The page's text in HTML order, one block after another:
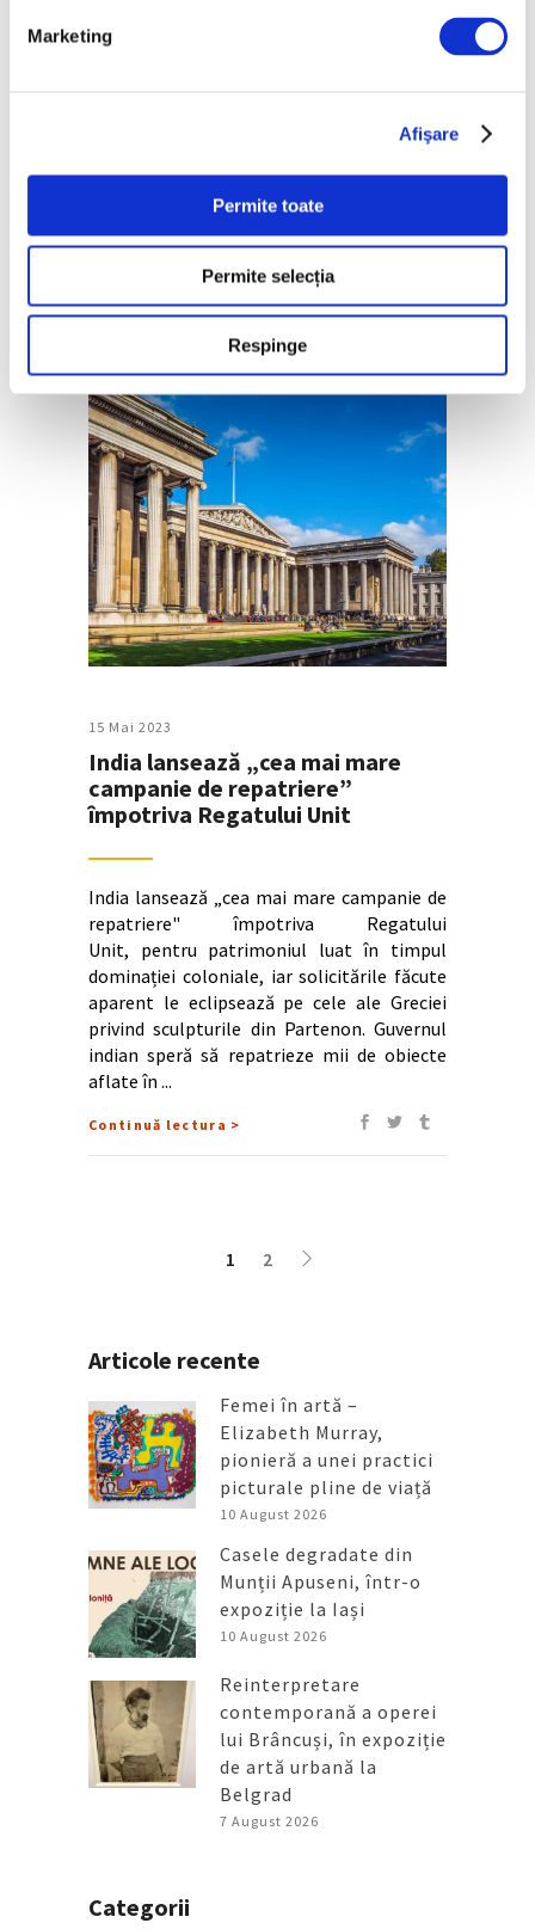
Marketing
Afişare
Permite toate
Permite selecția
Respinge
Albert Museum la Bienala de Arhitectură de
la Veneția 2023, care a debutat pe 20 mai,
reflectă în mod critic istoria imperială a
Modernismului Tropical printr-o analiză a
activității Department of Tropical
Architecture
15 Mai 2023
India lansează „cea mai mare
campanie de repatriere”
împotriva Regatului Unit
India lansează „cea mai mare campanie de
repatriere" împotriva Regatului
Unit, pentru patrimoniul luat în timpul
dominației coloniale, iar solicitările făcute
aparent le eclipsează pe cele ale Greciei
privind sculpturile din Partenon. Guvernul
indian speră să repatrieze mii de obiecte
aflate în
Continuă lectura >
1 2
Articole recente
Femei în artă –
Elizabeth Murray,
pionieră a unei practici
picturale pline de viață
10 August 2026
Casele degradate din
Munții Apuseni, într-o
expoziție la Iași
10 August 2026
Reinterpretare
contemporană a operei
lui Brâncuși, în expoziție
de artă urbană la
Belgrad
7 August 2026
Categorii